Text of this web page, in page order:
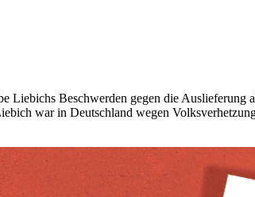
Beschwerden gegen die Auslieferung
war in Deutschland wegen